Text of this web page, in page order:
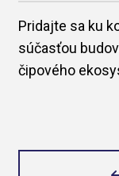
Pridajte sa ku
súčasťou
čipového